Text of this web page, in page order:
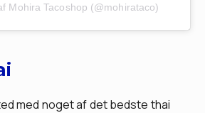
Mohira Tacoshop (@mohirataco)
med noget af det bedste thai